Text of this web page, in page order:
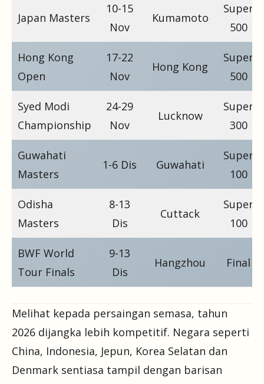
Japan Masters
10-15
Nov
Kumamoto
Super
500
Hong Kong
Open
17-22
Nov
Hong Kong
Super
500
Syed Modi
Championship
24-29
Nov
Lucknow
Super
300
Guwahati
Masters
1-6 Dis Guwahati
Super
100
Odisha
Masters
8-13
Dis
Cuttack
Super
100
BWF World
Tour Finals
9-13
Dis
Hangzhou Final
Melihat kepada persaingan semasa, tahun
2026 dijangka lebih kompetitif. Negara seperti
China, Indonesia, Jepun, Korea Selatan dan
Denmark sentiasa tampil dengan barisan